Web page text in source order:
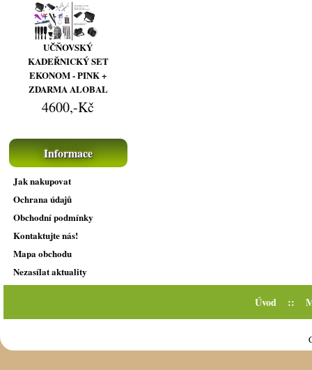
UČŇOVSKÝ
KADEŘNICKÝ SET
EKONOM - PINK +
ZDARMA ALOBAL
4600,-Kč
Informace
Jak nakupovat
Ochrana údajů
Obchodní podmínky
Kontaktujte nás!
Mapa obchodu
Nezasílat aktuality
Úvod ::